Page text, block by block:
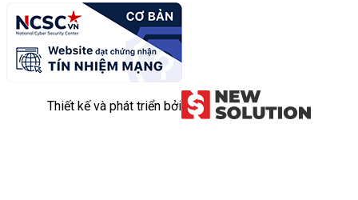
Thiết kế và phát triển bởi